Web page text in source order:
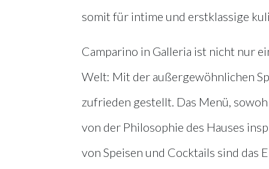
somit für intime und erstklassige
Camparino in Galleria ist nicht nur
Welt: Mit der außergewöhnlichen
zufrieden gestellt. Das Menü,
von der Philosophie des Hauses
von Speisen und Cocktails sind